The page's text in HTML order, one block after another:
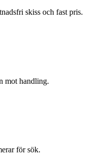
skiss och fast pris.
mot handling.
för sök.